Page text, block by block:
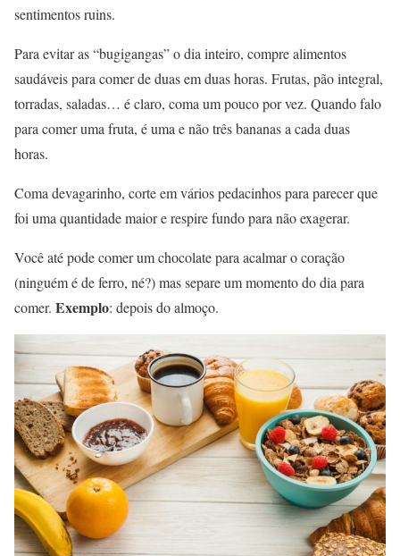
sentimentos ruins.
Para evitar as “bugigangas” o dia inteiro, compre alimentos
saudáveis para comer de duas em duas horas. Frutas, pão integral,
torradas, saladas… é claro, coma um pouco por vez. Quando falo
para comer uma fruta, é uma e não três bananas a cada duas
horas.
Coma devagarinho, corte em vários pedacinhos para parecer que
foi uma quantidade maior e respire fundo para não exagerar.
Você até pode comer um chocolate para acalmar o coração
(ninguém é de ferro, né?) mas separe um momento do dia para
comer. Exemplo: depois do almoço.